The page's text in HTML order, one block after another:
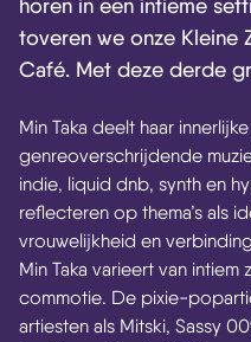
horen in een intieme
toveren we onze Kleine
Café. Met deze derde
Min Taka deelt haar
genreoverschrijdende
indie, liquid dnb, synth en
reflecteren op thema’s als
vrouwelijkheid en
Min Taka varieert van
commotie. De pixie-
artiesten als Mitski, Sassy